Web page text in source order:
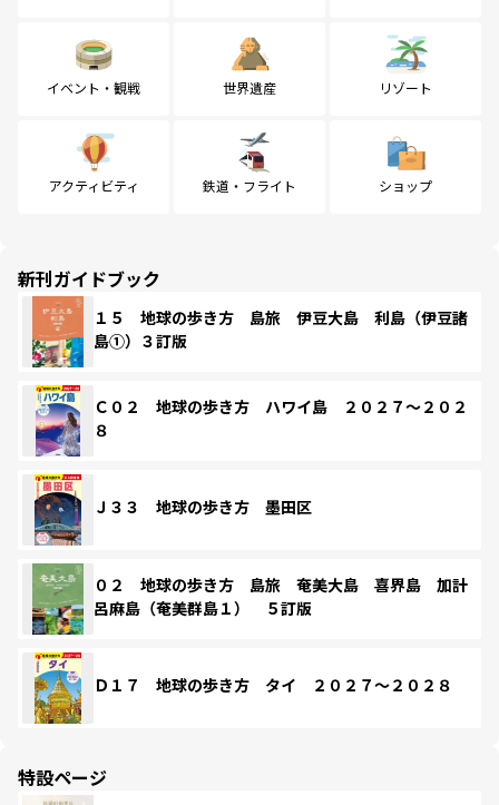
イベント・観戦 世界遺産 リゾート
アクティビティ 鉄道・フライト ショップ
新刊ガイドブック
１５ 地球の歩き方 島旅 伊豆大島 利島（伊豆諸
島①）３訂版
Ｃ０２ 地球の歩き方 ハワイ島 ２０２７～２０２
８
Ｊ３３ 地球の歩き方 墨田区
０２ 地球の歩き方 島旅 奄美大島 喜界島 加計
呂麻島（奄美群島１） ５訂版
Ｄ１７ 地球の歩き方 タイ ２０２７～２０２８
特設ページ